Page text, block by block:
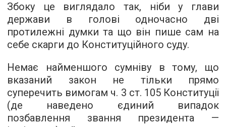
Збоку це виглядало так, ніби у глави
держави в голові одночасно дві
протилежні думки та що він пише сам на
себе скарги до Конституційного суду.
Немає найменшого сумніву в тому, що
вказаний закон не тільки прямо
суперечить вимогам ч. 3 ст. 105 Конституції
(де наведено єдиний випадок
позбавлення звання президента —